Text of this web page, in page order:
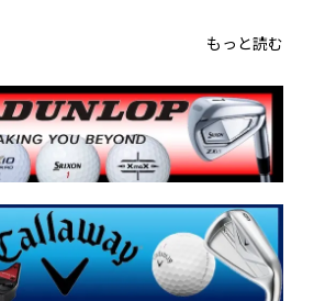
もっと読む